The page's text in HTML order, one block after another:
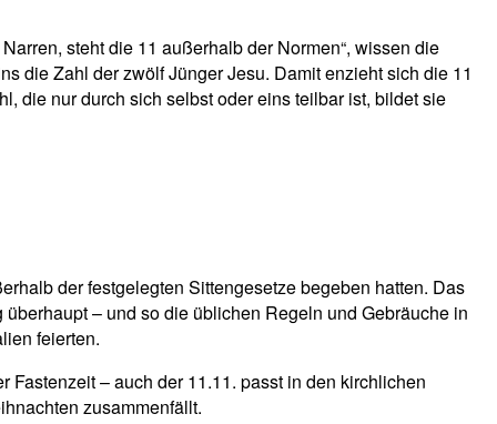
steht die 11 außerhalb der Normen“, wissen die
die Zahl der zwölf Jünger Jesu. Damit enzieht sich die 11
die nur durch sich selbst oder eins teilbar ist, bildet sie
der festgelegten Sittengesetze begeben hatten. Das
– und so die üblichen Regeln und Gebräuche in
feierten.
– auch der 11.11. passt in den kirchlichen
zusammenfällt.